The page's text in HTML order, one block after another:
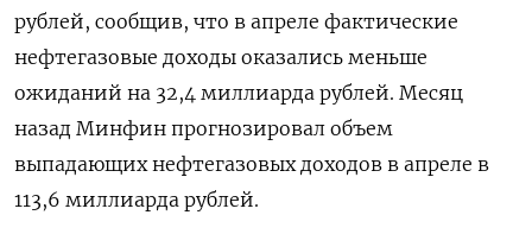
рублей, сообщив, что в апреле фактические
нефтегазовые доходы оказались меньше
ожиданий на 32,4 миллиарда рублей. Месяц
назад Минфин прогнозировал объем
выпадающих нефтегазовых доходов в апреле в
113,6 миллиарда рублей.